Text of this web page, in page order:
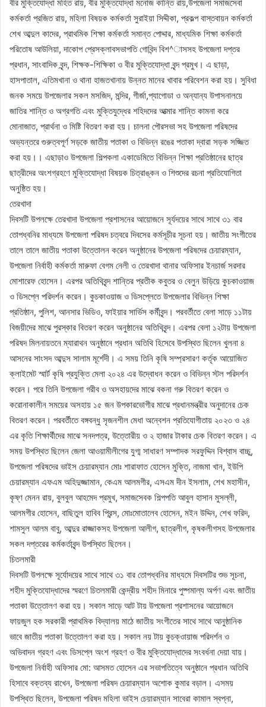
বীর মুক্তিযোদ্ধা মহিত রায়, বীর মুক্তিযোদ্ধা মনোজ কান্তি রায়,উপজেলা সমাজসেবা
কর্মকর্তা প্রজিত রায়, মহিলা বিষয়ক কর্মকর্তা সুরাইয়া সিদ্দীকা, প্রকল্প বাস্তবায়ন কর্মকর্তা
শেখ আব্দুল কাদের, প্রাথমিক শিক্ষা কর্মকর্তা সমান্ত পোদ্দার, মাধ্যমিক শিক্ষা কর্মকর্তা
পরিতোষ আউলিয়া, দাকোপ প্রেসক্লাবসভাপতি গোবিন্দ বিশ^াসসহ উপজেলা দপ্তর
প্রধান, সাংবাদিক বৃন্দ, শিক্ষক-শিক্ষিকা ও বীর মুক্তিযোদ্ধা বৃন্দ প্রমুখ। এ ছাড়া,
হাসপাতাল, এতিমখানা ও থানা হাজতখানায় উন্নত মানের খাবার পরিবেশন করা হয়। সুবিধা
জনক সময়ে উপজেলার সকল মসজিদ, মন্দির, গীর্জা,প্যাগোডা ও অন্যান্য উপাসনালয়ে
জাতির শান্তি ও অগ্রগতি এবং মুক্তিযুদ্ধের শহিদদের আত্মার শান্তি কামনা করে
মোনাজাত, প্রার্থনা ও মিষ্টি বিতরণ করা হয়। চালনা পৌরসভা সহ উপজেলা পরিষদের
অভ্যন্তরে গুরুত্বপূর্ণ সড়কে জাতীয় পতাকা ও বিভিন্ন রঙের পতাকা দ্বারা সড়ক সজ্জিত
করা হয়।। এছাড়াও উপজেলা শিল্পকলা একাডেমিতে বিভিন্ন শিক্ষা প্রতিষ্ঠানের ছাত্র
ছাত্রীদের অংশগ্রহণে মুক্তিযোদ্ধা বিষয়ক চিত্রাঙ্কন ও শিশুদের রচনা প্রতিযোগিতা
অনুষ্ঠিত হয়।
তেরখাদা
দিবসটি উপলক্ষে তেরখাদা উপজেলা প্রশাসনের আয়োজনে সূর্যদয়ের সাথে সাথে ৩১ বার
তোপধ্বনির মাধ্যমে উপজেলা পরিষদ চত্বরে দিবসের কর্মসূচীর সূচনা হয়। জাতীয় সংগীতের
তালে তালে জাতীয় পতাকা উত্তোলন করেন অনুষ্ঠানের উপজেলা পরিষদের চেয়ারম্যান,
উপজেলা নির্বাহী কর্মকর্তা মারুফা বেগম নেলী ও তেরখাদা থানার অফিসার ইনচার্জ সরদার
মোশারেফ হোসেন। এরপর অতিথিবৃন্দ শান্তির প্রতীক কবুতর ও বেলুন উড়িয়ে কুচকাওয়াজ
ও ডিসপ্লে পরিদর্শন করেন। কুচকাওয়াজ ও ডিসপ্লেতে উপজেলার বিভিন্ন শিক্ষা
প্রতিষ্ঠান, পুলিশ, আনসার ভিডিও, ফাইয়ার সার্ভিস কর্মীবৃন্দ। পরবর্তীতে বেলা সাড়ে ১১টায়
বিজয়ীদের মাঝে পুরস্কার বিতরণ করেন অনুষ্ঠানের অতিথিবৃন্দ। এরপর বেলা ১২টায় উপজেলা
পরিষদ মিলনায়তনে ম্যারাথন অনুষ্ঠানে প্রধান অতিথি হিসেবে উপস্থিত ছিলেন খুলনা ৪
আসনের সাংসদ আব্দুস সালাম মূর্শেদী। এ সময় তিনি কৃষি সম্প্রসারণ কর্তৃক আয়োজিত
ক্লাইমেট স্মার্ট কৃষি প্রযুক্তি মেলা ২০২৪ এর উদ্বোধন করেন ও বিভিন্ন স্টল পরিদর্শন
করেন। পরে তিনি উপজেলা গরীব ও অসহায়দের মাঝে বকনা গরু বিতরণ করেন ও
করোনাকালীন সময়ের অসহায় ১৫ জন উপকারভোগীর মাঝে প্রধানমন্ত্রীর অনুদানের চেক
বিতরণ করেন। পরবর্তীতে বঙ্গবন্ধু সৃজনশীল মেধা অন্বেশন প্রতিযোগীতায় ২০২৩ ও ২৪
এর কৃতি শিক্ষার্থীদের মাঝে সনদপত্র, উত্তোরীয় ও ২ হাজার টাকার চেক বিতরণ করেন। এ
সময় উপস্থিত ছিলেন জেলা আওয়ামীলীগের যুগ্ম সাধারণ সম্পাদক সরফুদ্দিন বিশ্বাস বাচ্চু,
উপজেলা পরিষদের ভাইস চেয়ারম্যান মোঃ শারাফাত হোসেন মুক্তি, নাজমা খান, ইউপি
চেয়ারম্যান এফএম অহিদুজ্জামান, কেএম আলমগীর, এসএম দীন ইসলাম, শেখ মহাসীন,
কৃষ্ণ মেনন রায়, বুলবুল আহমেদ প্রমুখ, সমাজসেবক শিল্পপতি আবুল হাসান মুসল্লী,
আলমগীর হোসেন, বাছিতুল হাবিব প্রিন্স, মোঃমোতালেব হোসেন, মইন উদ্দিন, শেখ ফরিদ,
শামসুল আলম বাবু, আব্দুর রাজ্জাকসহ উপজেলা আলীগ, ছাত্রলীগ, কৃষকলীগসহ উপজেলার
সকল দপ্তরের কর্মকর্তাবৃন্দ উপস্থিত ছিলেন।
চিতলমারী
দিবসটি উপলক্ষে সূর্যোদয়ের সাথে সাথে ৩১ বার তোপধ্বনির মাধ্যমে দিবসটির শুভ সূচনা,
শহীদ মুক্তিযোদ্ধাদের স্মরণে চিতলমারী কেন্দ্রীয় শহীদ মিনারে পুষ্পমাল্য অর্পণ এবং জাতীয়
পতাকা উত্তোলণ করা হয়। সকাল সাড়ে আট টায় উপজেলা প্রশাসনের আয়োজনে
ফায়জুল হক সরকারী প্রাথমিক বিদ্যালয় মাঠে জাতীয় সংগীতের সাথে সাথে আনুষ্ঠানিক
ভাবে জাতীয় পতাকা উত্তোলণ করা হয়। সকাল নয় টায় কুচক্ওায়াজ পরিদর্শন ও
অভিবাদন গ্রহণ এবং ডিসপ্লে অংশ গ্রহণ ও বীর মুক্তিযোদ্ধাদের সংবর্ধনা দেয়া যায়।
উপজেলা নির্বাহী অফিসার মো: আসমত হোসেন এর সভাপতিত্বে অনুষ্ঠানে প্রধান অতিথি
হিসাবে বক্তব্য রাখেন, উপজেলা পরিষদ চেয়ারম্যান অশোক কুমার বড়াল। এসময়
উপস্থিত ছিলেন, উপজেলা পরিষদ মহিলা ভাইস চেয়ারম্যান সাবেরা কামাল স্বপ্না,